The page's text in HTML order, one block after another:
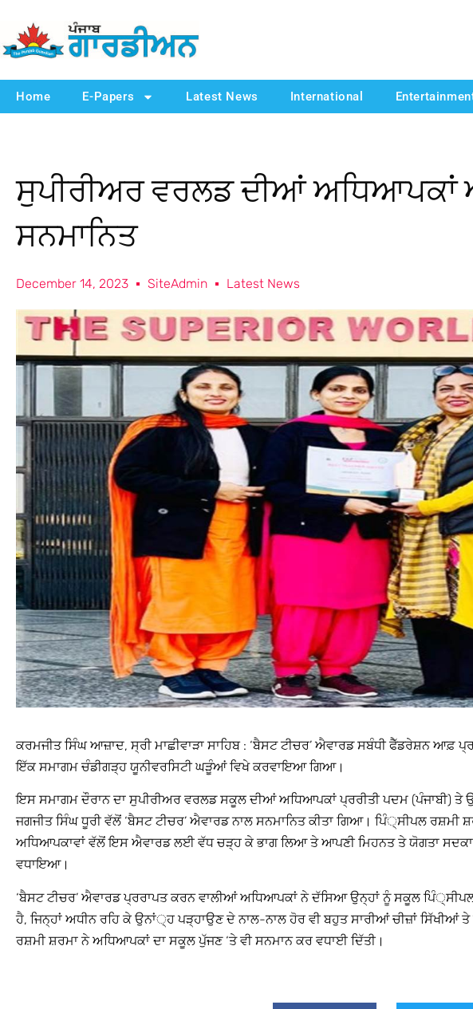
Home E-Papers Latest News International
ਸੁਪੀਰੀਅਰ ਵਰਲਡ ਦੀਆਂ ਅਧਿਆਪਕਾਂ
ਸਨਮਾਨਿਤ
December 14, 2023 SiteAdmin Latest News
ਕਰਮਜੀਤ ਸਿੰਘ ਆਜ਼ਾਦ, ਸ੍ਰੀ ਮਾਛੀਵਾੜਾ ਸਾਹਿਬ : ‘ਬੈਸਟ ਟੀਚਰ’ ਐਵਾਰਡ ਸਬੰਧੀ ਫੈੱਡਰੇਸ਼ਨ
ਇੱਕ ਸਮਾਗਮ ਚੰਡੀਗੜ੍ਹ ਯੂਨੀਵਰਸਿਟੀ ਘੜੂੰਆਂ ਵਿਖੇ ਕਰਵਾਇਆ ਗਿਆ।
ਇਸ ਸਮਾਗਮ ਦੌਰਾਨ ਦਾ ਸੁਪੀਰੀਅਰ ਵਰਲਡ ਸਕੂਲ ਦੀਆਂ ਅਧਿਆਪਕਾਂ ਪ੍ਰਰੀਤੀ ਪਦਮ (ਪੰਜਾਬੀ) ਤੇ
ਜਗਜੀਤ ਸਿੰਘ ਧੂਰੀ ਵੱਲੋਂ ‘ਬੈਸਟ ਟੀਚਰ’ ਐਵਾਰਡ ਨਾਲ ਸਨਮਾਨਿਤ ਕੀਤਾ ਗਿਆ। ਪਿੰ੍ਸੀਪਲ
ਅਧਿਆਪਕਾਵਾਂ ਵੱਲੋਂ ਇਸ ਐਵਾਰਡ ਲਈ ਵੱਧ ਚੜ੍ਹ ਕੇ ਭਾਗ ਲਿਆ ਤੇ ਆਪਣੀ ਮਿਹਨਤ ਤੇ ਯੋਗਤਾ ਸਦਕਾ
ਵਧਾਇਆ।
‘ਬੈਸਟ ਟੀਚਰ’ ਐਵਾਰਡ ਪ੍ਰਰਾਪਤ ਕਰਨ ਵਾਲੀਆਂ ਅਧਿਆਪਕਾਂ ਨੇ ਦੱਸਿਆ ਉਨ੍ਹਾਂ ਨੂੰ ਸਕੂਲ
ਹੈ, ਜਿਨ੍ਹਾਂ ਅਧੀਨ ਰਹਿ ਕੇ ਉਨਾਂ੍ਹ ਪੜ੍ਹਾਉਣ ਦੇ ਨਾਲ-ਨਾਲ ਹੋਰ ਵੀ ਬਹੁਤ ਸਾਰੀਆਂ ਚੀਜ਼ਾਂ
ਰਸ਼ਮੀ ਸ਼ਰਮਾ ਨੇ ਅਧਿਆਪਕਾਂ ਦਾ ਸਕੂਲ ਪੁੱਜਣ ‘ਤੇ ਵੀ ਸਨਮਾਨ ਕਰ ਵਧਾਈ ਦਿੱਤੀ।